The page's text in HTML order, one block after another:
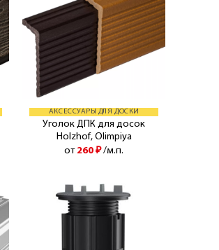
АКСЕССУАРЫ ДЛЯ ДОСКИ
Уголок ДПК для досок
Holzhof, Olimpiya
от 260₽ /м.п.